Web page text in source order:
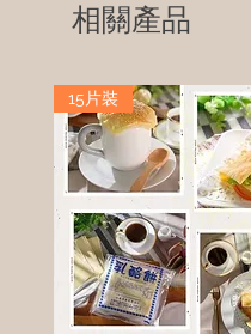
相關產品
15片裝